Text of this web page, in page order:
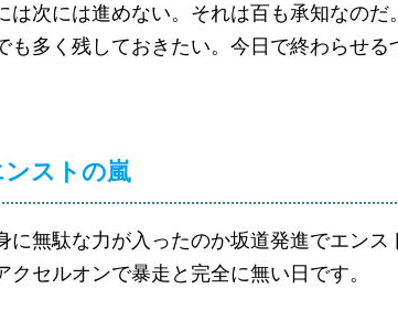
は次には進めない。それは百も承知なのだ
も多く残しておきたい。今日で終わらせる
ストの嵐
に無駄な力が入ったのか坂道発進でエンス
セルオンで暴走と完全に無い日です。